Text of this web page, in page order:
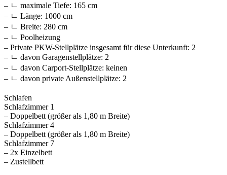
– ㄴ maximale Tiefe: 165 cm
– ㄴ Länge: 1000 cm
– ㄴ Breite: 280 cm
– ㄴ Poolheizung
– Private PKW-Stellplätze insgesamt für diese Unterkunft: 2
– ㄴ davon Garagenstellplätze: 2
– ㄴ davon Carport-Stellplätze: keinen
– ㄴ davon private Außen­stellplätze: 2
Schlafen
Schlafzimmer 1
– Doppelbett (größer als 1,80 m Breite)
Schlafzimmer 4
– Doppelbett (größer als 1,80 m Breite)
Schlafzimmer 7
– 2x Einzelbett
– Zustellbett